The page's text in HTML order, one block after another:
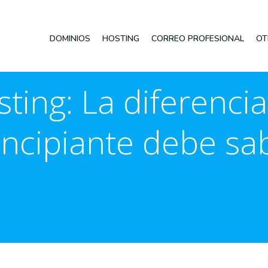
DOMINIOS HOSTING CORREO PROFESIONAL
La
debe